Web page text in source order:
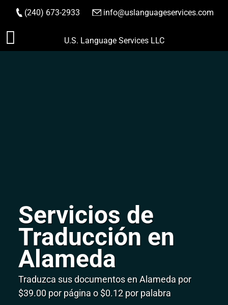
Saltar
(240) 673-2933 info@uslanguageservices.com
HACER PEDIDO
U.S. Language Services LLC
Servicios de
Traducción en
Alameda
Traduzca sus documentos en Alameda por
$39.00 por página o $0.12 por palabra